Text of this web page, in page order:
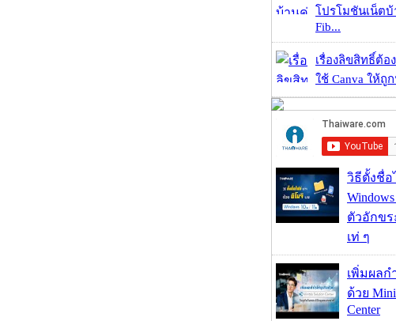
โปรโมชันเน็ตบ้
Fib...
เรื่องลิขสิทธิ์ต้อ
ใช้ Canva ให้ถูก
วิธีตั้งชื่
ตัวอักข
เท่ ๆ
เพิ่มผลก
ด้วย
Center